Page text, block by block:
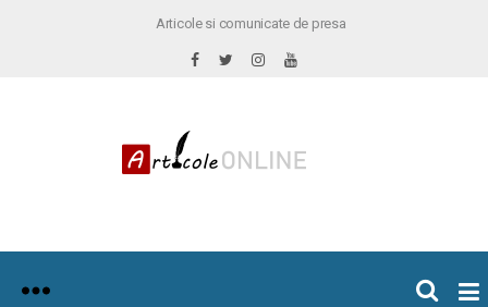
Articole si comunicate de presa